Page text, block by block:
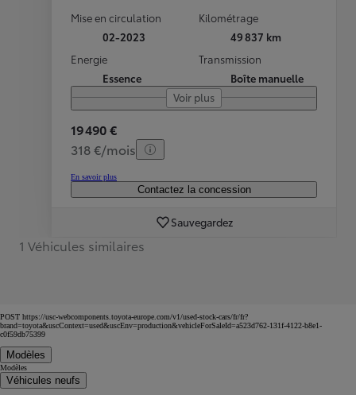
Mise en circulation
02-2023
Kilométrage
49 837 km
Energie
Essence
Transmission
Boîte manuelle
Voir plus
19 490 €
318 €/mois
En savoir plus
Contactez la concession
Sauvegardez
1 Véhicules similaires
POST https://usc-webcomponents.toyota-europe.com/v1/used-stock-cars/fr/fr?
brand=toyota&uscContext=used&uscEnv=production&vehicleForSaleId=a523d762-131f-4122-b8e1-
c0f59db75399
Modèles
Modèles
Véhicules neufs